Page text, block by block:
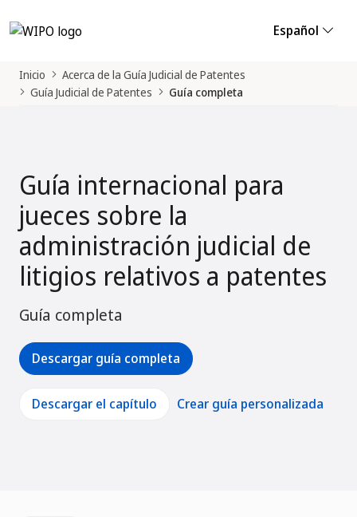
Español
Inicio
Acerca de la Guía Judicial de Patentes
Guía Judicial de Patentes
Guía completa
Guía internacional para
jueces sobre la
administración judicial de
litigios relativos a patentes
Guía completa
Descargar guía completa
Descargar el capítulo Crear guía personalizada